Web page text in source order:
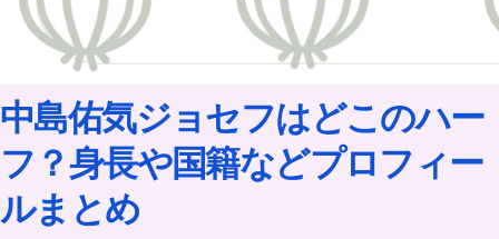
中島佑気ジョセフはどこのハー
フ？身長や国籍などプロフィー
ルまとめ